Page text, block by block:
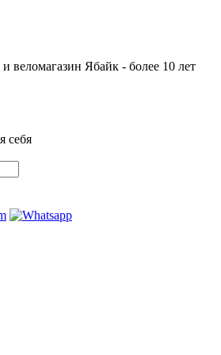
веломагазин Ябайк - более 10 лет